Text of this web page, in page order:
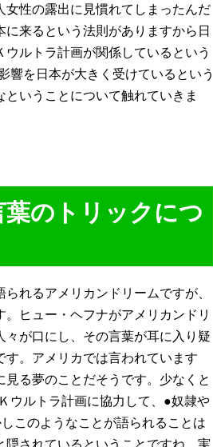
性の露出に見慣れてしまったんだ
来るという法則がありますから日
ルトラ計画が関係しているという
響を日本が大きく受けているという
いうことについて触れていきま
のトリックにつ
れるアメリカンドリームですが、
ヒュー・ヘフナがアメリカンドリ
が口にし、その言葉が耳に入り疑
す。アメリカでは言われています
る夢のことだそうです。少なくと
ウルトラ計画に協力して、●奴隷や
このようなことが語られることは